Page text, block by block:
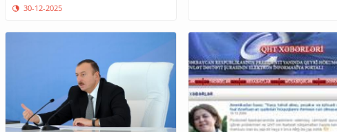
30-12-2025